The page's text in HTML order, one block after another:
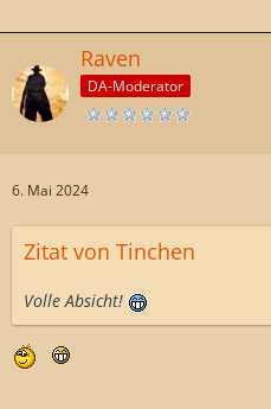
Raven
DA-Moderator
6. Mai 2024
Zitat von Tinchen
Volle Absicht!